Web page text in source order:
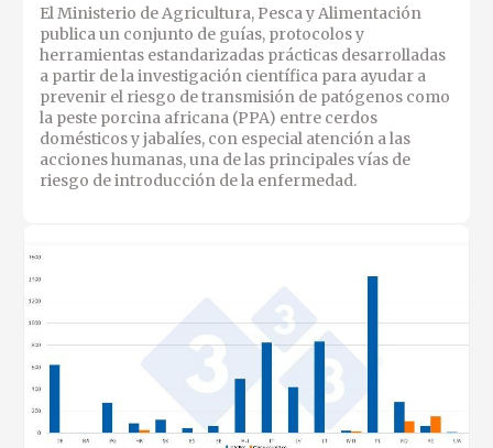
El Ministerio de Agricultura, Pesca y Alimentación
publica un conjunto de guías, protocolos y
herramientas estandarizadas prácticas desarrolladas
a partir de la investigación científica para ayudar a
prevenir el riesgo de transmisión de patógenos como
la peste porcina africana (PPA) entre cerdos
domésticos y jabalíes, con especial atención a las
acciones humanas, una de las principales vías de
riesgo de introducción de la enfermedad.